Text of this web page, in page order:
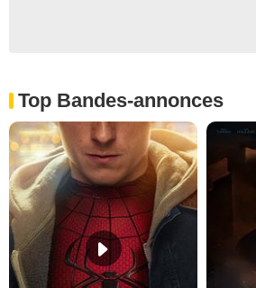
Top Bandes-annonces